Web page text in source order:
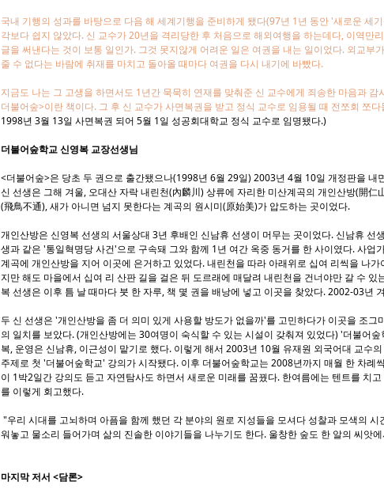
국내 기행의 성과를 바탕으로 다음 해 세계기행을 준비하게 됐다(97년 1년 동안 '새로운 세
각보다 쉽지 않았다. 신 교수가 20년을 격리당한 후 처음으로 해외여행을 하는데다, 이역만
글을 써낸다는 것이 보통 일인가. 그것 못지않게 어려운 일은 여권을 내는 일이었다. 외교부
줄 수 없다는 바람에 취재를 마치고 돌아올 때마다 여권을 다시 내기에 바빴다.
지금도 나는 그 고생을 하면서도 1년간 묵묵히 연재를 맞춰준 신 교수에게 죄송한 마음과
더불어숲>이란 책이다. 그 후 신 교수가 사면복권을 받고 정식 교수로 임용될 때 전쪼회 쪼
1998년 3월 13일 사면복권 되어 5월 1일 성공회대학교 정식 교수로 임명됐다.)
더불어숲학교 신영복 교장선생님
<더불어숲>은 당초 두 권으로 출간됐으나(1998년 6월 29일) 2003년 4월 10일 개정판을 내
신 선생은 그해 겨울, 오대산 자락 내린천(內麟川) 상류에 자리한 미산계곡의 개인산방(開仁
(飛鳥不通), 새가 아니면 넘지 못한다는 계곡의 원시미(原始美)가 압도하는 곳이었다.
개인산방은 신영복 선생의 서울상대 3년 후배인 신남휴 선생이 머무는 곳이었다. 신남휴 선
생과 같은 '통일혁명당 사건'으로 구속돼 그와 함께 1년 여간 옥중 동거를 한 사이였다. 사업
계곡에 개인산방을 지어 이곳에 은거하고 있었다. 내린천을 따라 아래위로 십여 리씩을 나
지만 해도 마을에서 십여 리 산판 길을 걸은 뒤 도르래에 매달려 내린천을 건너야만 갈 수
복 선생은 이후 틈 날 때마다 붓 한 자루, 책 몇 권을 배낭에 넣고 이곳을 찾았다. 2002-03년
두 신 선생은 '개인산방을 좀 더 의미 있게 사용할 방도가 없을까'를 고민하다가 이곳을 조
의 일치를 보았다. (개인산방에는 30여명이 숙식할 수 있는 시설이 갖춰져 있었다) '더불어
복, 운영은 신남휴, 이근성이 맡기로 했다. 이렇게 해서 2003년 10월 유재원 외국어대 교수
주제로 첫 '더불어숲학교' 강의가 시작됐다. 이후 더불어숲학교는 2008년까지 매월 한 차례
이 1박2일간 강의도 듣고 자연탐사도 하면서 새로운 미래를 꿈꿨다. 한여름에는 텐트를 치
를 이렇게 회고했다.
"우리 시대를 고뇌하며 아픔을 함께 했던 각 분야의 원로 지성들을 모셔다 성찰과 모색의
워놓고 물소리 들어가며 삶의 진솔한 이야기들을 나누기도 한다. 울창한 숲도 한 알의 씨앗
마지막 저서 <담론>